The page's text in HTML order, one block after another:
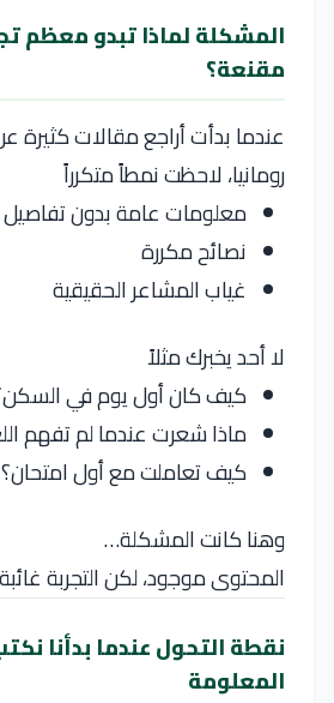
المشكلة لماذا تبدو معظم
مقنعة؟
عندما بدأت أراجع مقالات كثيرة
رومانيا، لاحظت نمطاً متكرراً
معلومات عامة بدون تفاصيل
نصائح مكررة
غياب المشاعر الحقيقية
لا أحد يخبرك مثلاً
كيف كان أول يوم في
ماذا شعرت عندما لم تفهم
كيف تعاملت مع أول امتحان؟
وهنا كانت المشكلة…
المحتوى موجود، لكن التجربة
نقطة التحول عندما بدأنا
المعلومة